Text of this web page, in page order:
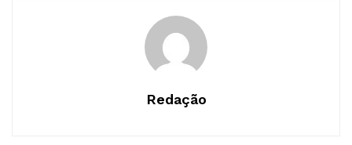
Redação